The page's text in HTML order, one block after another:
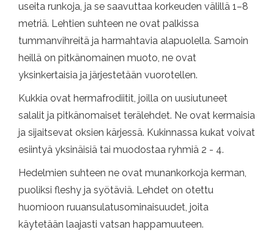
useita runkoja, ja se saavuttaa korkeuden välillä 1–8
metriä. Lehtien suhteen ne ovat palkissa
tummanvihreitä ja harmahtavia alapuolella. Samoin
heillä on pitkänomainen muoto, ne ovat
yksinkertaisia ​​ja järjestetään vuorotellen.
Kukkia ovat hermafrodiitit, joilla on uusiutuneet
salalit ja pitkänomaiset terälehdet. Ne ovat kermaisia
​​ja sijaitsevat oksien kärjessä. Kukinnassa kukat voivat
esiintyä yksinäisiä tai muodostaa ryhmiä 2 - 4.
Hedelmien suhteen ne ovat munankorkoja kerman,
puoliksi fleshy ja syötäviä. Lehdet on otettu
huomioon ruuansulatusominaisuudet, joita
käytetään laajasti vatsan happamuuteen.